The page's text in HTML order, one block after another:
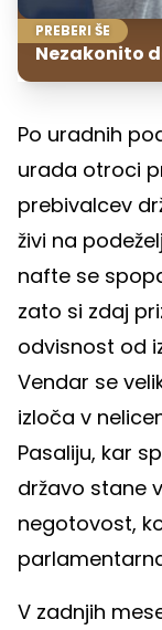
PREBERI ŠE
Nezakonito
Po uradnih
urada otroci
prebivalcev
živi na
nafte se
zato si zdaj
odvisnost od
Vendar se
izloča v
Pasaliju, kar
državo stane
negotovost,
V zadnjih